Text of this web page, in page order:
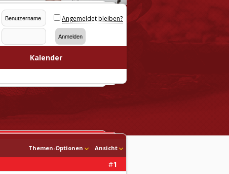
Angemeldet bleiben?
Kalender
Themen-Optionen Ansicht
#1